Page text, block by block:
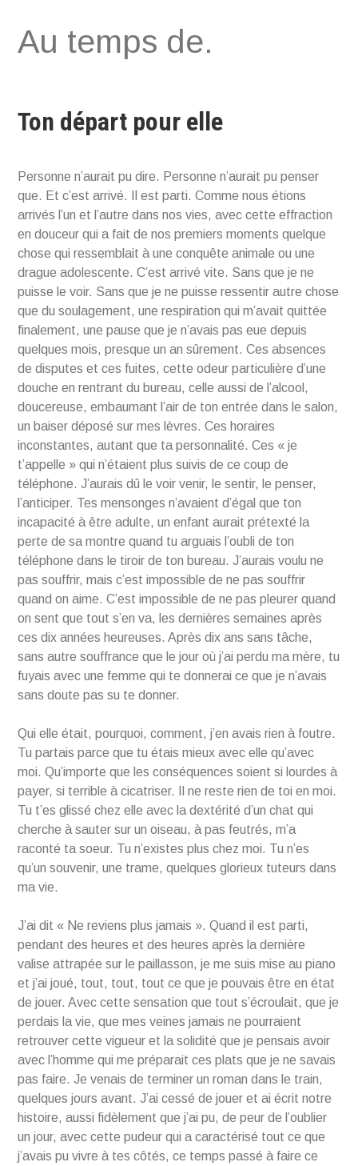
au
Au temps de.
Ton départ pour elle
Personne n’aurait pu dire. Personne n’aurait pu penser
que. Et c’est arrivé. Il est parti. Comme nous étions
arrivés l’un et l’autre dans nos vies, avec cette effraction
en douceur qui a fait de nos premiers moments quelque
chose qui ressemblait à une conquête animale ou une
drague adolescente. C’est arrivé vite. Sans que je ne
puisse le voir. Sans que je ne puisse ressentir autre chose
que du soulagement, une respiration qui m’avait quittée
finalement, une pause que je n’avais pas eue depuis
quelques mois, presque un an sûrement. Ces absences
de disputes et ces fuites, cette odeur particulière d’une
douche en rentrant du bureau, celle aussi de l’alcool,
doucereuse, embaumant l’air de ton entrée dans le salon,
un baiser déposé sur mes lèvres. Ces horaires
inconstantes, autant que ta personnalité. Ces « je
t’appelle » qui n’étaient plus suivis de ce coup de
téléphone. J’aurais dû le voir venir, le sentir, le penser,
l’anticiper. Tes mensonges n’avaient d’égal que ton
incapacité à être adulte, un enfant aurait prétexté la
perte de sa montre quand tu arguais l’oubli de ton
téléphone dans le tiroir de ton bureau. J’aurais voulu ne
pas souffrir, mais c’est impossible de ne pas souffrir
quand on aime. C’est impossible de ne pas pleurer quand
on sent que tout s’en va, les dernières semaines après
ces dix années heureuses. Après dix ans sans tâche,
sans autre souffrance que le jour où j’ai perdu ma mère, tu
fuyais avec une femme qui te donnerai ce que je n’avais
sans doute pas su te donner.
Qui elle était, pourquoi, comment, j’en avais rien à foutre.
Tu partais parce que tu étais mieux avec elle qu’avec
moi. Qu’importe que les conséquences soient si lourdes à
payer, si terrible à cicatriser. Il ne reste rien de toi en moi.
Tu t’es glissé chez elle avec la dextérité d’un chat qui
cherche à sauter sur un oiseau, à pas feutrés, m’a
raconté ta soeur. Tu n’existes plus chez moi. Tu n’es
qu’un souvenir, une trame, quelques glorieux tuteurs dans
ma vie.
J’ai dit « Ne reviens plus jamais ». Quand il est parti,
pendant des heures et des heures après la dernière
valise attrapée sur le paillasson, je me suis mise au piano
et j’ai joué, tout, tout, tout ce que je pouvais être en état
de jouer. Avec cette sensation que tout s’écroulait, que je
perdais la vie, que mes veines jamais ne pourraient
retrouver cette vigueur et la solidité que je pensais avoir
avec l’homme qui me préparait ces plats que je ne savais
pas faire. Je venais de terminer un roman dans le train,
quelques jours avant. J’ai cessé de jouer et ai écrit notre
histoire, aussi fidèlement que j’ai pu, de peur de l’oublier
un jour, avec cette pudeur qui a caractérisé tout ce que
j’avais pu vivre à tes côtés, ce temps passé à faire ce